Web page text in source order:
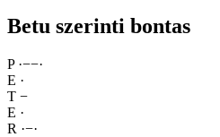
Betu szerinti bontas
P ·−−·
E ·
T −
E ·
R ·−·